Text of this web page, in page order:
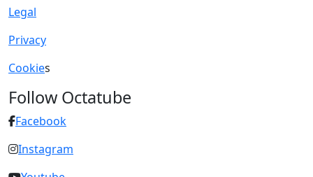
Legal
Privacy
Cookies
Follow Octatube
Facebook
Instagram